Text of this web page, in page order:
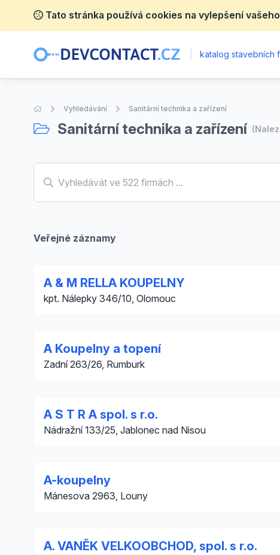
Tato stránka používá cookies na vylepšení
katalog stavebních
Úvodní stránka
Vyhledávání Sanitární technika a zařízení
Sanitární technika a zařízení
Veřejné záznamy
A & M RELLA KOUPELNY
kpt. Nálepky 346/10, Olomouc
A Koupelny a topení
Zadní 263/26, Rumburk
A S T R A spol. s r.o.
Nádražní 133/25, Jablonec nad Nisou
A-koupelny
Mánesova 2963, Louny
A. VANĚK VELKOOBCHOD, spol. s r.o.